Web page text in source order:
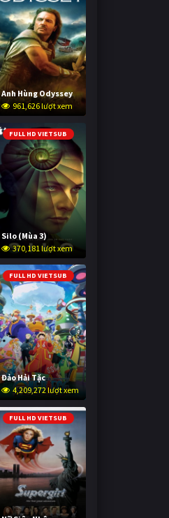
Anh Hùng Odyssey
961,626 lượt xem
FULL HD VIETSUB
Silo (Mùa 3)
370,181 lượt xem
FULL HD VIETSUB
Đảo Hải Tặc
4,209,272 lượt xem
FULL HD VIETSUB